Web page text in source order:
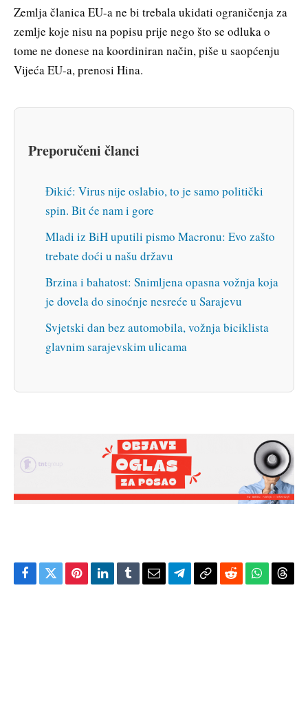
Zemlja članica EU-a ne bi trebala ukidati ograničenja za
zemlje koje nisu na popisu prije nego što se odluka o
tome ne donese na koordiniran način, piše u saopćenju
Vijeća EU-a, prenosi Hina.
Preporučeni članci
Đikić: Virus nije oslabio, to je samo politički
spin. Bit će nam i gore
Mladi iz BiH uputili pismo Macronu: Evo zašto
trebate doći u našu državu
Brzina i bahatost: Snimljena opasna vožnja koja
je dovela do sinoćnje nesreće u Sarajevu
Svjetski dan bez automobila, vožnja biciklista
glavnim sarajevskim ulicama
Facebook
TwitterPinterestLinkedIn
TumblrEmailTelegram
CopyReddit